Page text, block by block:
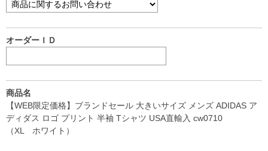
オーダーＩＤ
商品名
【WEB限定価格】ブランドセール 大きいサイズ メンズ ADIDAS ア
ディダス ロゴ プリント 半袖 Tシャツ USA直輸入 cw0710
（XL ホワイト）